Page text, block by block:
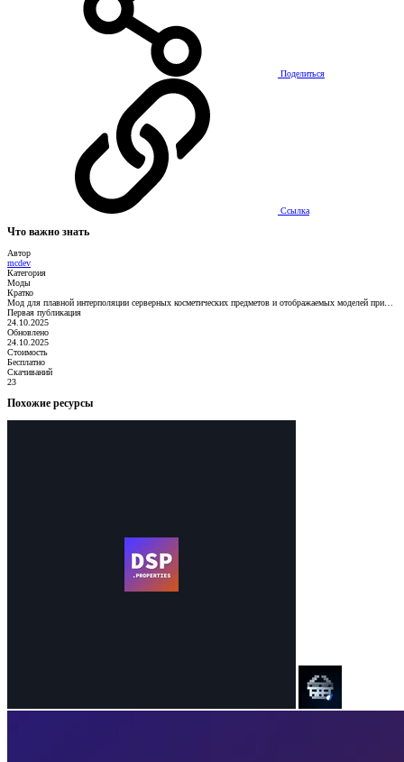
Поделиться
Ссылка
Что важно знать
Автор
mcdev
Категория
Моды
Кратко
Мод для плавной интерполяции серверных косметических предметов и отображаемых моделей при…
Первая публикация
24.10.2025
Обновлено
24.10.2025
Стоимость
Бесплатно
Скачиваний
23
Похожие ресурсы